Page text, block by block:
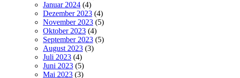
Januar 2024 (4)
Dezember 2023 (4)
November 2023 (5)
Oktober 2023 (4)
September 2023 (5)
August 2023 (3)
Juli 2023 (4)
Juni 2023 (5)
Mai 2023 (3)